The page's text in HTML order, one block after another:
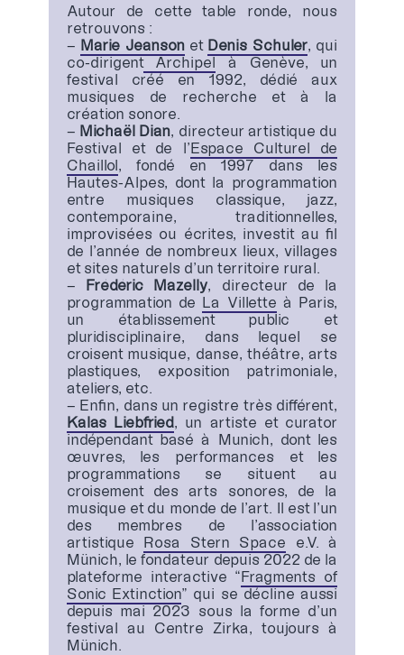
Autour de cette table ronde, nous
retrouvons :
– Marie Jeanson et Denis Schuler, qui
co-dirigentArchipelà Genève, un
festival créé en 1992, dédié aux
musiques de recherche et à la
création sonore.
– Michaël Dian, directeur artistique du
Festival et de l’Espace Culturel de
Chaillol, fondé en 1997 dans les
Hautes-Alpes, dont la programmation
entre musiques classique, jazz,
contemporaine, traditionnelles,
improvisées ou écrites, investit au fil
de l’année de nombreux lieux, villages
et sites naturels d’un territoire rural.
– Frédéric Mazelly, directeur de la
programmation de La Villette à Paris,
un établissement public et
pluridisciplinaire, dans lequel se
croisent musique, danse, théâtre, arts
plastiques, exposition patrimoniale,
ateliers, etc.
– Enfin, dans un registre très différent,
Kalas Liebfried, un artiste et curator
indépendant basé à Munich, dont les
œuvres, les performances et les
programmations se situent au
croisement des arts sonores, de la
musique et du monde de l’art. Il est l’un
des membres de l’association
artistique Rosa Stern Space e.V. à
Münich, le fondateur depuis 2022 de la
plateforme interactive “Fragments of
Sonic Extinction” qui se décline aussi
depuis mai 2023 sous la forme d’un
festival au Centre Zirka, toujours à
Münich.